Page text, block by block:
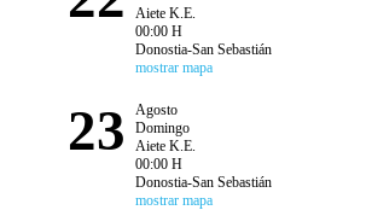
Aiete K.E.
00:00 H
Donostia-San Sebastián
mostrar mapa
23
Agosto
Domingo
Aiete K.E.
00:00 H
Donostia-San Sebastián
mostrar mapa